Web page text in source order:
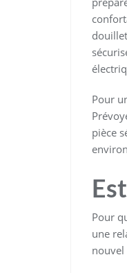
Pour
pièce
Pour
une
nouvel